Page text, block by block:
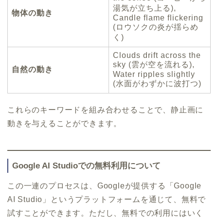
物体の動き
湯気が立ち上る),
Candle flame flickering
(ロウソクの炎が揺らめ
く)
自然の動き
Clouds drift across the
sky (雲が空を流れる),
Water ripples slightly
(水面がわずかに波打つ)
これらのキーワードを組み合わせることで、静止画に
動きを与えることができます。
Google AI Studioでの無料利用について
この一連のプロセスは、Googleが提供する「Google
AI Studio」というプラットフォームを通じて、無料で
試すことができます。ただし、無料での利用にはいく